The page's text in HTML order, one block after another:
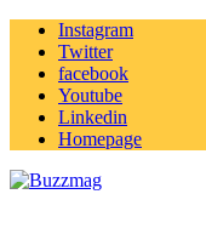
Instagram
Twitter
facebook
Youtube
Linkedin
Homepage